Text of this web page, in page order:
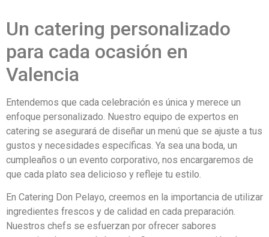
Un catering personalizado
para cada ocasión en
Valencia
Entendemos que cada celebración es única y merece un
enfoque personalizado. Nuestro equipo de expertos en
catering se asegurará de diseñar un menú que se ajuste a tus
gustos y necesidades específicas. Ya sea una boda, un
cumpleaños o un evento corporativo, nos encargaremos de
que cada plato sea delicioso y refleje tu estilo.
En Catering Don Pelayo, creemos en la importancia de utilizar
ingredientes frescos y de calidad en cada preparación.
Nuestros chefs se esfuerzan por ofrecer sabores